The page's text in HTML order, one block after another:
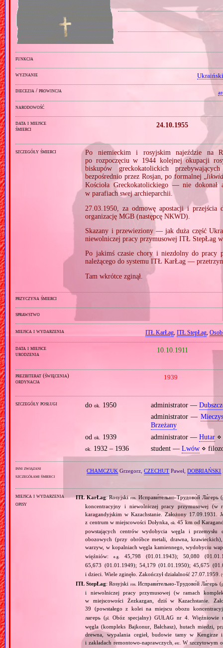
funkcja
wyznanie
diecezja / prowincja
narodowość
data i miejsce
śmierci
24.10.1955
szczegóły śmierci
Po niemieckim i rosyjskim najeździe na
po rozpoczęciu w 1944 kolejnej okupacji
biskupów greckokatolickich
bezpośrednio przez Rosjan, po formalnej „
Kościoła Greckokatolickiego — nie dokonał
w parafiach swej archieparchii.
27.03.1950, za odmowę apostacji i przejścia
organizację MGB (następcę NKWD).
Skazany i przewieziony — jak duża część
niewolniczej pracy przymusowej ITŁ StepŁag
Po jakimś czasie chory i niezdolny do pracy
należącego do systemu ITŁ KarŁag —
Tam wkrótce zginął.
przyczyna śmierci
sprawstwo
miejsca i wydarzenia ITŁ KarŁag, ITŁ StepŁag,
data i miejsce
urodzenia
10.10.1911
prezbiterat (święcenia)
ordynacja
1939
szczegóły posługi dook. 1950 administrator —
administrator —
Brzeżany
odok. 1939 administrator — Hutar⋄
ok. 1932 – 1936 student — Lwów⋄
inni związani
szczegółami śmierci
CHAMCZUK Grzegorz,CZECHUT Paweł,DOBRIAŃSKI
miejsca i wydarzenia
opisy
ITŁ KarŁag: Rosyjskiros. Исправи́тельно‐Трудово́й Ла́герь (
koncentracyjny i niewolniczej pracy przymusowej (w
karagandyjskim w Kazachstanie. Założony 17.09.1931.
z centrum w miejscowości Dołynka, ok.45 km od
powstających centrów wydobycia węgla i przemysłu
obozowych (przy obróbce metali, drawna,
warzyw, w kopalniach węgla kamiennego, wydobyciu
więźniów:e.g.
45,798 (01.01.1943); 50,080
65,673 (01.01.1949); 54,179 (01.01.1950); 45,675
i dzieci. Wiele zginęło. Zakończył działalność 27.07.1959.
ITŁ StepŁag: Rosyjski ros.Исправи́тельно‐Трудово́й Ла́герь (
i niewolniczej pracy przymusowej (w ramach
w miejscowości Żezkazgan, dziś w Kazachstanie.
39 (powstałego z kolei na miejscu obozu
лагерь (pl.
Obóz specjalny) GUŁAG nr 4. Więźniowie
węgla (kompleks Bajkonur, Bałchasz), hutach miedzi,
drewna, wypalania cegieł, budowie tamy w Kengirze
i zakładach remontowo‐naprawczych, etc. W szczytowym